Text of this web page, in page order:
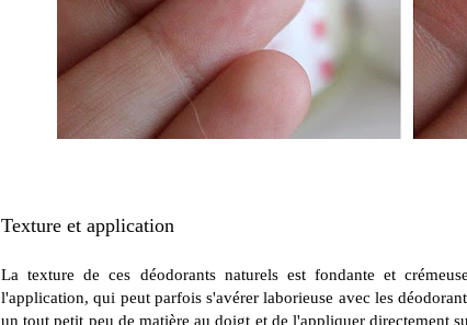
Texture et application
La texture de ces déodorants naturels est fondante et
l'application, qui peut parfois s'avérer laborieuse avec les
un tout petit peu de matière au doigt et de l'appliquer directement